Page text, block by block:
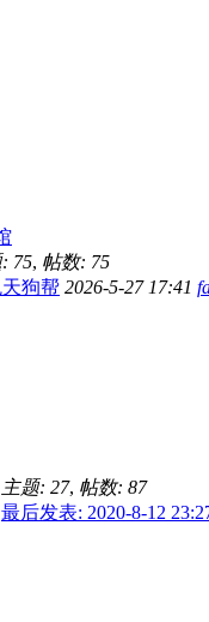
75, 帖数: 75
狗帮 2026-5-27 17:41
主题: 27, 帖数: 87
最后发表: 2020-8-12